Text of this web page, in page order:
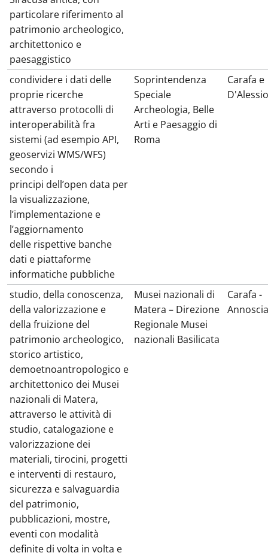
particolare riferimento al
patrimonio archeologico,
architettonico e
paesaggistico
condividere i dati delle
proprie ricerche
attraverso protocolli di
interoperabilità fra
sistemi (ad esempio API,
geoservizi WMS/WFS)
secondo i
principi dell’open data per
la visualizzazione,
l’implementazione e
l’aggiornamento
delle rispettive banche
dati e piattaforme
informatiche pubbliche
Soprintendenza
Speciale
Archeologia, Belle
Arti e Paesaggio di
Roma
Carafa e
D'Alessio
studio, della conoscenza,
della valorizzazione e
della fruizione del
patrimonio archeologico,
storico artistico,
demoetnoantropologico e
architettonico dei Musei
nazionali di Matera,
attraverso le attività di
studio, catalogazione e
valorizzazione dei
materiali, tirocini, progetti
e interventi di restauro,
sicurezza e salvaguardia
del patrimonio,
pubblicazioni, mostre,
eventi con modalità
definite di volta in volta e
Musei nazionali di
Matera – Direzione
Regionale Musei
nazionali Basilicata
Carafa -
Annoscia